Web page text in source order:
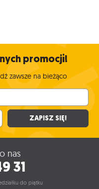
promocji!
zawsze na bieżąco
ZAPISZ SIĘ!
nas
31
do piątku